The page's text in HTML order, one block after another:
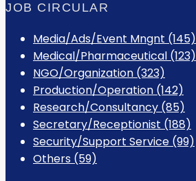
JOB CIRCULAR
Media/Ads/Event Mngnt (145)
Medical/Pharmaceutical (123)
NGO/Organization (323)
Production/Operation (142)
Research/Consultancy (85)
Secretary/Receptionist (188)
Security/Support Service (99)
Others (59)